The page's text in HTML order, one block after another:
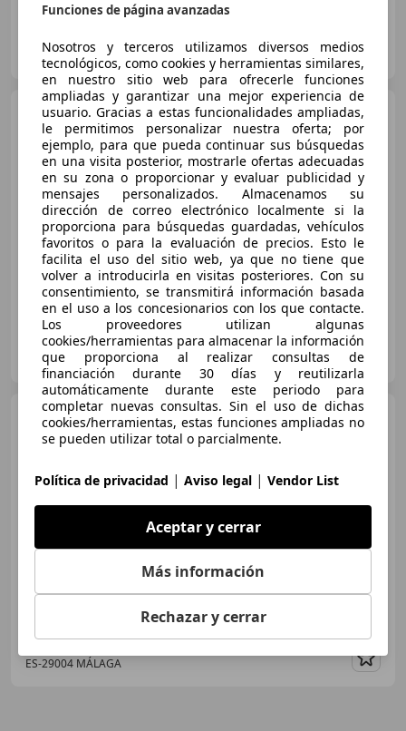
OCASIONPLUS LA MAQUINISTA II
ES-08020 SANT ANDREU
Renault Laguna2.0
Dynamique
€ 8.900 1
Sincomparación
04/2009 48.931 km Gasolina 103 kW (140 CV)
MUNDIAUTO 2000, S.L.
ES-8820 EL PRAT DE LLOBREGAT
Renault Laguna 2.0 16v
Privilege Aut.
€ 3.000
Sincomparación
112.000 km
ES-29004 MÁLAGA
Funciones de página avanzadas
Nosotros y terceros utilizamos diversos medios
tecnológicos, como cookies y herramientas similares,
en nuestro sitio web para ofrecerle funciones
ampliadas y garantizar una mejor experiencia de
usuario. Gracias a estas funcionalidades ampliadas,
le permitimos personalizar nuestra oferta; por
ejemplo, para que pueda continuar sus búsquedas
en una visita posterior, mostrarle ofertas adecuadas
en su zona o proporcionar y evaluar publicidad y
mensajes personalizados. Almacenamos su
dirección de correo electrónico localmente si la
proporciona para búsquedas guardadas, vehículos
favoritos o para la evaluación de precios. Esto le
facilita el uso del sitio web, ya que no tiene que
volver a introducirla en visitas posteriores. Con su
consentimiento, se transmitirá información basada
en el uso a los concesionarios con los que contacte.
Los proveedores utilizan algunas
cookies/herramientas para almacenar la información
que proporciona al realizar consultas de
financiación durante 30 días y reutilizarla
automáticamente durante este periodo para
completar nuevas consultas. Sin el uso de dichas
cookies/herramientas, estas funciones ampliadas no
se pueden utilizar total o parcialmente.
Política de privacidad | Aviso legal | Vendor List
Aceptar y cerrar
Más información
Rechazar y cerrar